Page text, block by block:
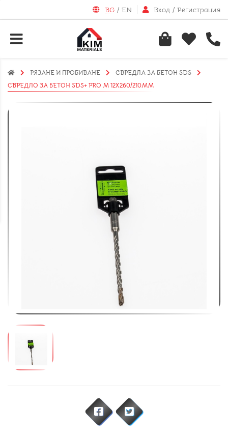
BG / EN Вход / Регистрация
РЯЗАНЕ И ПРОБИВАНЕ
СВРЕДЛА ЗА БЕТОН SDS
СВРЕДЛО ЗА БЕТОН SDS+ PRO M 12X260/210ММ